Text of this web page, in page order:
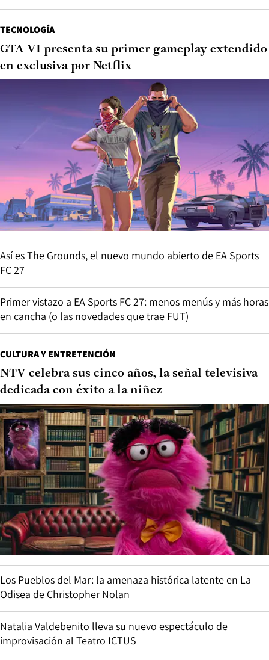
TECNOLOGÍA
GTA VI presenta su primer gameplay extendido
en exclusiva por Netflix
Así es The Grounds, el nuevo mundo abierto de EA Sports
FC 27
Primer vistazo a EA Sports FC 27: menos menús y más horas
en cancha (o las novedades que trae FUT)
CULTURA Y ENTRETENCIÓN
NTV celebra sus cinco años, la señal televisiva
dedicada con éxito a la niñez
Los Pueblos del Mar: la amenaza histórica latente en La
Odisea de Christopher Nolan
Natalia Valdebenito lleva su nuevo espectáculo de
improvisación al Teatro ICTUS